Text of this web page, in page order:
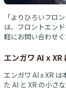
「よりひろいフロ
は、フロントエン
軽にお問い合わせく
エンガワ AI x XR
エンガワ AI x XR
た AI と XR の小さ